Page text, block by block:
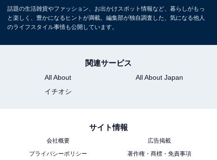
話題の生活雑貨やファッション、お出かけスポット情報など、暮らしがもっ
と楽しく、豊かになるヒントが満載。編集部が独自調査した、気になる他人
のライフスタイル事情も公開しています。
関連サービス
All About
All About Japan
イチオシ
サイト情報
会社概要
広告掲載
プライバシーポリシー
著作権・商標・免責事項